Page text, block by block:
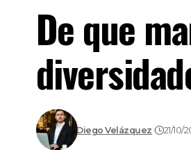
De que
Diego Velázquez 21/10/